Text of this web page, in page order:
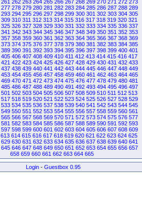
261 262 263 264 265 266 267 268 269 270 271 272 273
277 278 279 280 281 282 283 284 285 286 287 288 289
293 294 295 296 297 298 299 300 301 302 303 304 305
309 310 311 312 313 314 315 316 317 318 319 320 321
325 326 327 328 329 330 331 332 333 334 335 336 337
341 342 343 344 345 346 347 348 349 350 351 352 353
357 358 359 360 361 362 363 364 365 366 367 368 369
373 374 375 376 377 378 379 380 381 382 383 384 385
389 390 391 392 393 394 395 396 397 398 399 400 401
405 406 407 408 409 410 411 412 413 414 415 416 417
421 422 423 424 425 426 427 428 429 430 431 432 433
437 438 439 440 441 442 443 444 445 446 447 448 449
453 454 455 456 457 458 459 460 461 462 463 464 465
469 470 471 472 473 474 475 476 477 478 479 480 481
485 486 487 488 489 490 491 492 493 494 495 496 497
501 502 503 504 505 506 507 508 509 510 511 512 513
517 518 519 520 521 522 523 524 525 526 527 528 529
533 534 535 536 537 538 539 540 541 542 543 544 545
549 550 551 552 553 554 555 556 557 558 559 560 561
565 566 567 568 569 570 571 572 573 574 575 576 577
581 582 583 584 585 586 587 588 589 590 591 592 593
597 598 599 600 601 602 603 604 605 606 607 608 609
613 614 615 616 617 618 619 620 621 622 623 624 625
629 630 631 632 633 634 635 636 637 638 639 640 641
645 646 647 648 649 650 651 652 653 654 655 656 657
658 659 660 661 662 663 664 665
Login - Guestbox 0.95